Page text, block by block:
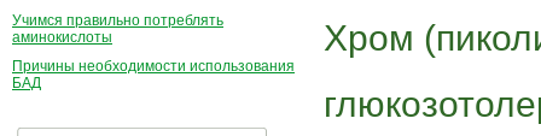
Учимся правильно потреблять
аминокислоты
Причины необходимости использования
БАД
Хром